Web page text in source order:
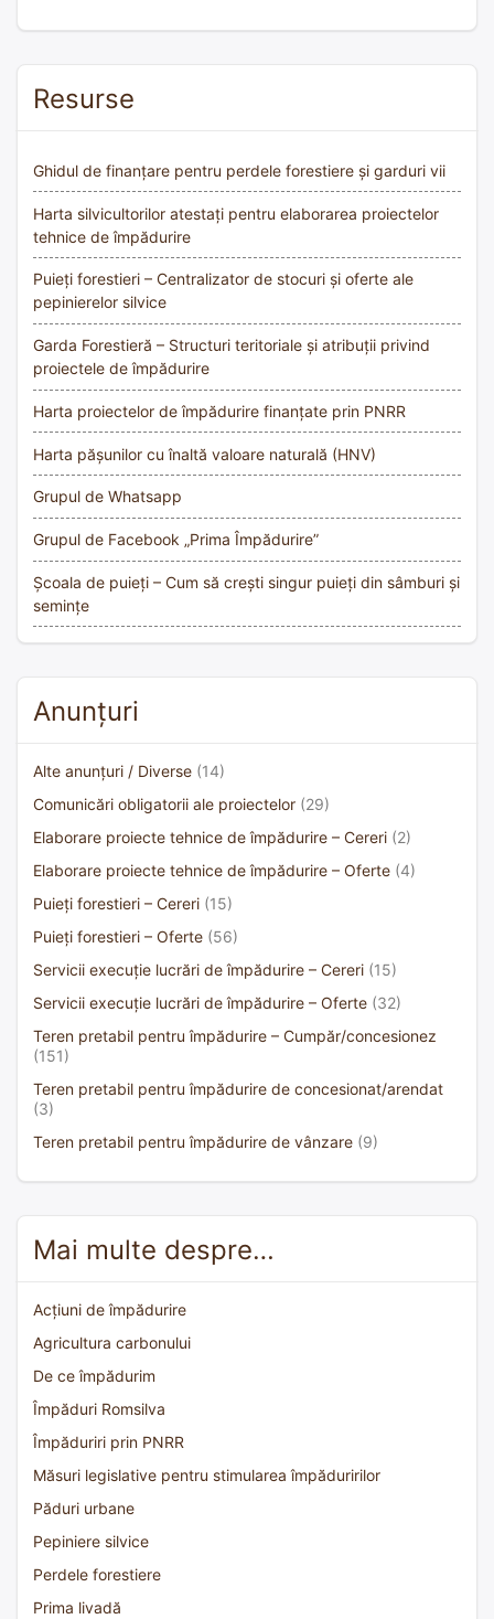
Resurse
Ghidul de finanțare pentru perdele forestiere și garduri vii
Harta silvicultorilor atestați pentru elaborarea proiectelor
tehnice de împădurire
Puieți forestieri – Centralizator de stocuri și oferte ale
pepinierelor silvice
Garda Forestieră – Structuri teritoriale și atribuții privind
proiectele de împădurire
Harta proiectelor de împădurire finanțate prin PNRR
Harta pășunilor cu înaltă valoare naturală (HNV)
Grupul de Whatsapp
Grupul de Facebook „Prima Împădurire”
Școala de puieți – Cum să crești singur puieți din sâmburi și
semințe
Anunțuri
Alte anunțuri / Diverse (14)
Comunicări obligatorii ale proiectelor (29)
Elaborare proiecte tehnice de împădurire – Cereri (2)
Elaborare proiecte tehnice de împădurire – Oferte (4)
Puieți forestieri – Cereri (15)
Puieți forestieri – Oferte (56)
Servicii execuție lucrări de împădurire – Cereri (15)
Servicii execuție lucrări de împădurire – Oferte (32)
Teren pretabil pentru împădurire – Cumpăr/concesionez
(151)
Teren pretabil pentru împădurire de concesionat/arendat
(3)
Teren pretabil pentru împădurire de vânzare (9)
Mai multe despre…
Acțiuni de împădurire
Agricultura carbonului
De ce împădurim
Împăduri Romsilva
Împăduriri prin PNRR
Măsuri legislative pentru stimularea împăduririlor
Păduri urbane
Pepiniere silvice
Perdele forestiere
Prima livadă